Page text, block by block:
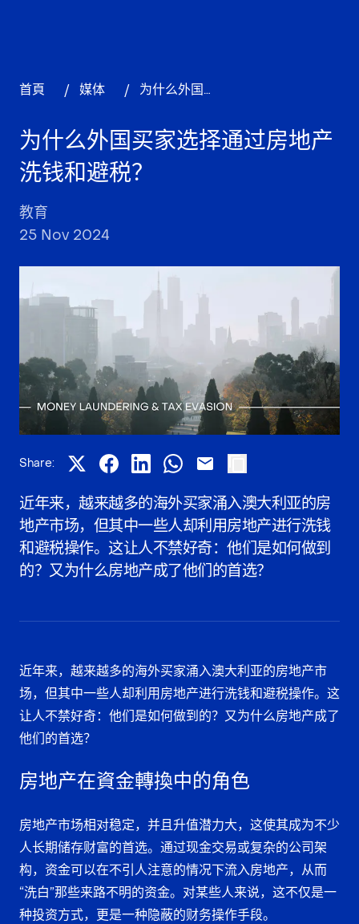
首頁 / 媒体 / 为什么外国买家选择通过房地产洗钱和避税？
为什么外国买家选择通过房地产
洗钱和避税？
教育
25 Nov 2024
Share:
近年来，越来越多的海外买家涌入澳大利亚的房
地产市场，但其中一些人却利用房地产进行洗钱
和避税操作。这让人不禁好奇：他们是如何做到
的？又为什么房地产成了他们的首选？
近年来，越来越多的海外买家涌入澳大利亚的房地产市
场，但其中一些人却利用房地产进行洗钱和避税操作。这
让人不禁好奇：他们是如何做到的？又为什么房地产成了
他们的首选？
房地产在資金轉換中的角色
房地产市场相对稳定，并且升值潜力大，这使其成为不少
人长期储存财富的首选。通过现金交易或复杂的公司架
构，资金可以在不引人注意的情况下流入房地产，从而
“洗白”那些来路不明的资金。对某些人来说，这不仅是一
种投资方式，更是一种隐蔽的财务操作手段。